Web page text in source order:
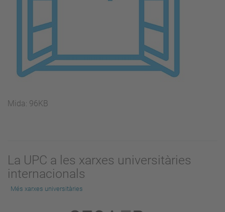
Feu
imatge
Mida: 96KB
La UPC a les xarxes universitàries
internacionals
Més xarxes universitàries